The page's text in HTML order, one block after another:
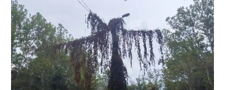
В Одессе выросло число пострадавших после атаки
реактивных дронов (фото)
2
24-07-2026 в 14:29
ВИБОР РЕДАКЦИИ